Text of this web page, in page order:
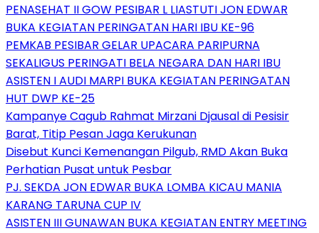
PENASEHAT II GOW PESIBAR L LIASTUTI JON EDWAR
BUKA KEGIATAN PERINGATAN HARI IBU KE-96
PEMKAB PESIBAR GELAR UPACARA PARIPURNA
SEKALIGUS PERINGATI BELA NEGARA DAN HARI IBU
ASISTEN I AUDI MARPI BUKA KEGIATAN PERINGATAN
HUT DWP KE-25
Kampanye Cagub Rahmat Mirzani Djausal di Pesisir
Barat, Titip Pesan Jaga Kerukunan
Disebut Kunci Kemenangan Pilgub, RMD Akan Buka
Perhatian Pusat untuk Pesbar
PJ. SEKDA JON EDWAR BUKA LOMBA KICAU MANIA
KARANG TARUNA CUP IV
ASISTEN III GUNAWAN BUKA KEGIATAN ENTRY MEETING